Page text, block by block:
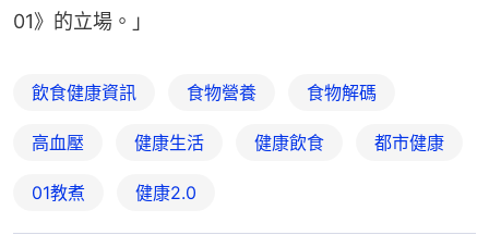
01》的立場。」
飲食健康資訊 食物營養 食物解碼
高血壓 健康生活 健康飲食 都市健康
01教煮 健康2.0